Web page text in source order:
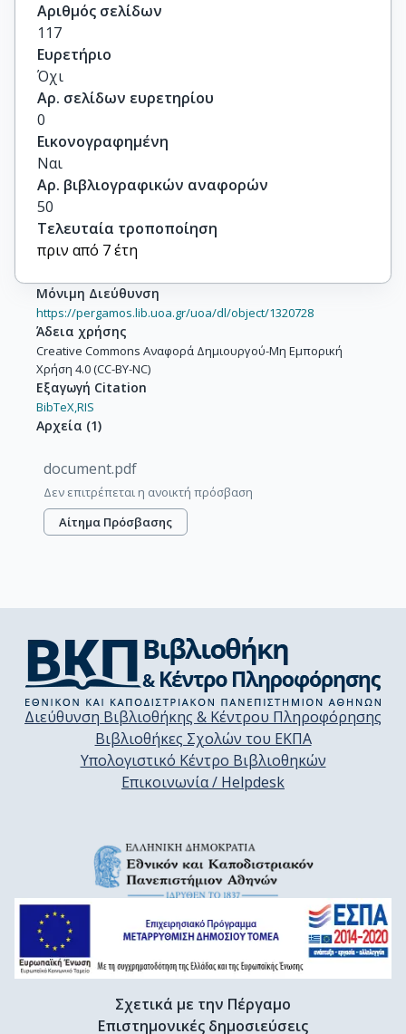
Αριθμός σελίδων
117
Ευρετήριο
Όχι
Αρ. σελίδων ευρετηρίου
0
Εικονογραφημένη
Ναι
Αρ. βιβλιογραφικών αναφορών
50
Τελευταία τροποποίηση
πριν από 7 έτη
Μόνιμη Διεύθυνση
https://pergamos.lib.uoa.gr/uoa/dl/object/1320728
Άδεια χρήσης
Creative Commons Αναφορά Δημιουργού-Μη Εμπορική
Χρήση 4.0 (CC-BY-NC)
Εξαγωγή Citation
BibTeX,RIS
Αρχεία (1)
document.pdf
Δεν επιτρέπεται η ανοικτή πρόσβαση
Αίτημα Πρόσβασης
Διεύθυνση Βιβλιοθήκης & Κέντρου Πληροφόρησης
Βιβλιοθήκες Σχολών του ΕΚΠΑ
Υπολογιστικό Κέντρο Βιβλιοθηκών
Επικοινωνία / Helpdesk
Σχετικά με την Πέργαμο
Επιστημονικές δημοσιεύσεις